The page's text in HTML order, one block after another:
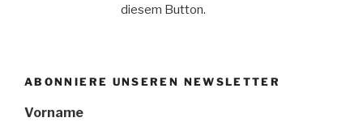
diesem Button.
ABONNIERE UNSEREN NEWSLETTER
Vorname